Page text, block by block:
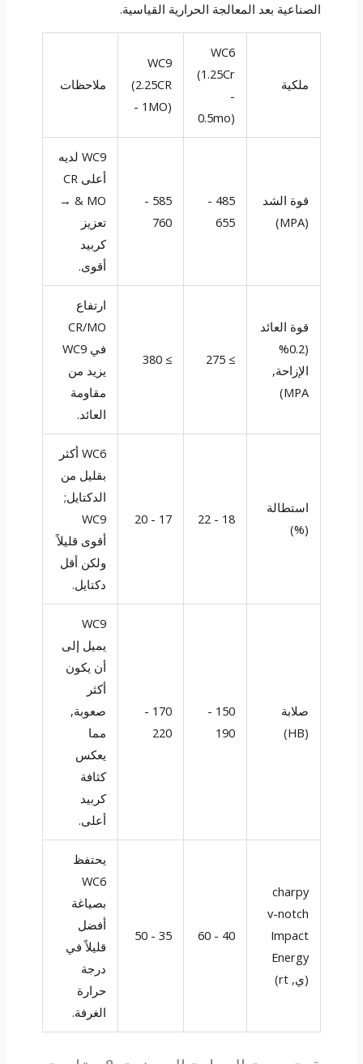
الصناعية بعد المعالجة الحرارية القياسية.
ملكية
WC6
(1.25Cr
-
0.5mo)
WC9
(2.25CR
- 1MO)
ملاحظات
قوة الشد
(MPA)
485 -
655
585 -
760
WC9 لديه
أعلى CR
& MO →
تعزيز
كربيد
أقوى.
قوة العائد
(0.2%
الإزاحة,
MPA)
≥ 275
≥ 380
ارتفاع
CR/MO
في WC9
يزيد من
مقاومة
العائد.
استطالة
(%)
18 - 22
17 - 20
WC6 أكثر
بقليل من
الدكتايل;
WC9
أقوى قليلاً
ولكن أقل
دكتايل.
صلابة
(HB)
150 -
190
170 -
220
WC9
يميل إلى
أن يكون
أكثر
صعوبة,
مما
يعكس
كثافة
كربيد
أعلى.
charpy
v-notch
Impact
Energy
(ي, rt)
40 - 60
35 - 50
يحتفظ
WC6
بصياغة
أفضل
قليلاً في
درجة
حرارة
الغرفة.